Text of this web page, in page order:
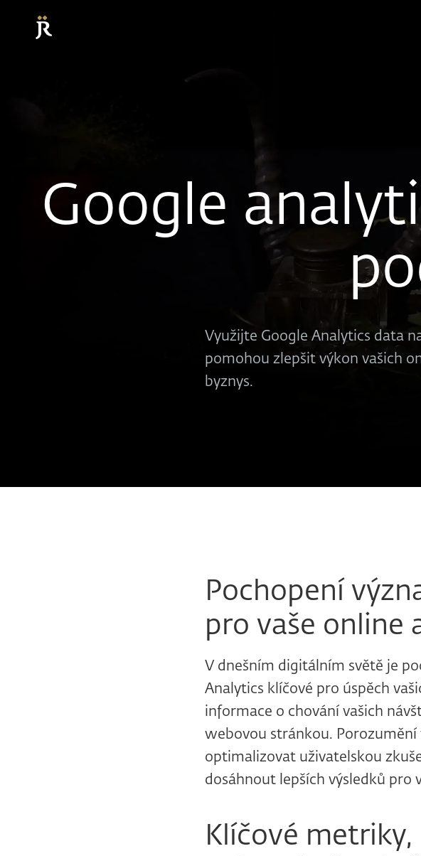
Google
Využijte Google Analytics data
pomohou zlepšit výkon vašich
byznys.
Pochopení
pro vaše online
V dnešním digitálním světě je
Analytics klíčové pro úspěch
informace o chování vašich
webovou stránkou.
optimalizovat uživatelskou
dosáhnout lepších výsledků pro
Klíčové